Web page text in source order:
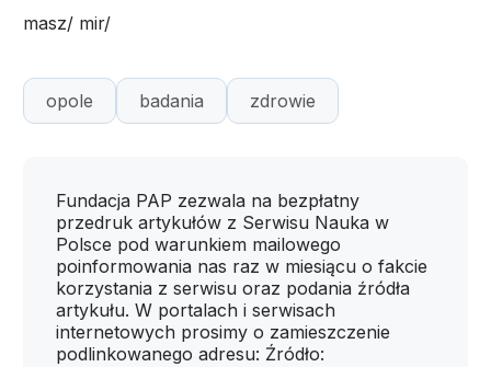
masz/ mir/
opole badania zdrowie
Fundacja PAP zezwala na bezpłatny
przedruk artykułów z Serwisu Nauka w
Polsce pod warunkiem mailowego
poinformowania nas raz w miesiącu o fakcie
korzystania z serwisu oraz podania źródła
artykułu. W portalach i serwisach
internetowych prosimy o zamieszczenie
podlinkowanego adresu: Źródło: